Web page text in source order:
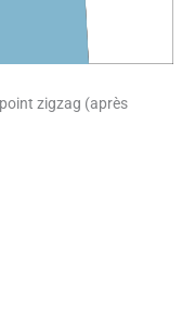
zigzag (après